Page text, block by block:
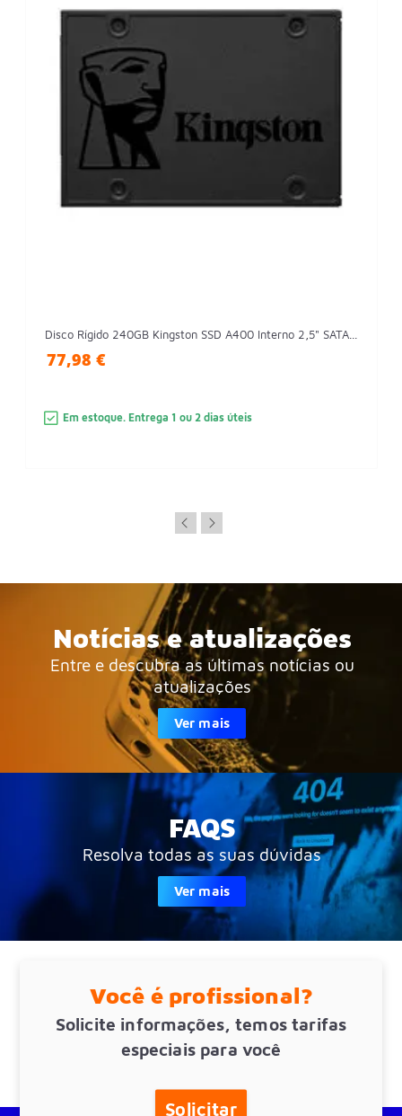
Disco Rígido 240GB Kingston SSD A400 Interno 2,5" SATA...
77,98 €
Em estoque. Entrega 1 ou 2 dias úteis
Notícias e atualizações
Entre e descubra as últimas notícias ou
atualizações
Ver mais
FAQS
Resolva todas as suas dúvidas
Ver mais
Você é profissional?
Solicite informações, temos tarifas
especiais para você
Solicitar